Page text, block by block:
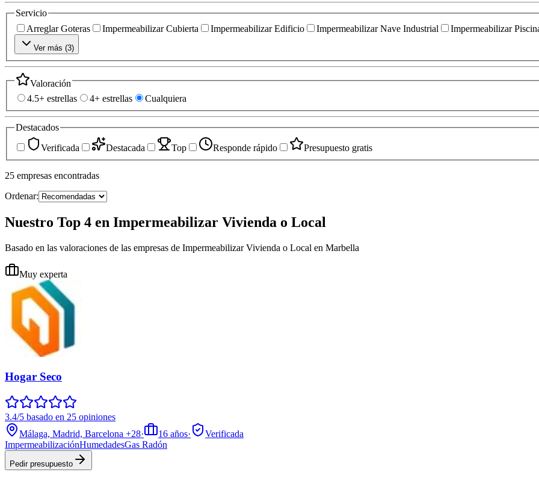
Servicio
Arreglar Goteras
Impermeabilizar Cubierta Impermeabilizar Edificio Impermeabilizar Nave Industrial Impermeabilizar
Ver más (3)
Valoración
4.5+ estrellas
4+ estrellas Cualquiera
Destacados
Verificada
Destacada Top Responde rápido Presupuesto gratis
25 empresas encontradas
Ordenar:
Nuestro Top 4 en Impermeabilizar Vivienda o Local
Basado en las valoraciones de las empresas de Impermeabilizar Vivienda o Local en Marbella
Muy experta
Hogar Seco
3.4/5 basado en 25 opiniones
Málaga, Madrid, Barcelona +28· 16 años·
Verificada
ImpermeabilizaciónHumedadesGas Radón
Pedir presupuesto